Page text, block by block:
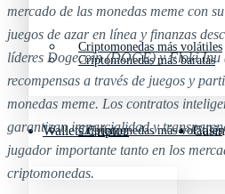
Criptomonedas más volátiles
Wallets Cripto
Criptomonedas más baratas
Criptomonedas más volátiles
mercado de las monedas meme con
juegos de azar en línea y finanzas
líderes Dogecoin (DOGE) y Floki
recompensas a través de juegos y
monedas meme. Los contratos
garantizan imparcialidad y
jugador importante tanto en los
criptomonedas.